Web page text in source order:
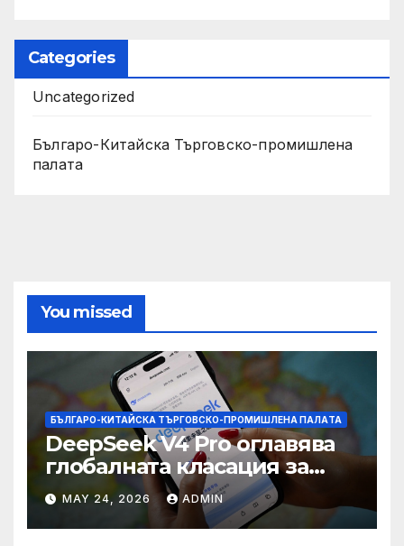
Categories
Uncategorized
Българо-Китайска Търговско-промишлена
палaта
You missed
БЪЛГАРО-КИТАЙСКА ТЪРГОВСКО-ПРОМИШЛЕНА ПАЛAТА
DeepSeek V4 Pro оглавява
глобалната класация за
печалба след 75%
намаление на цената
MAY 24, 2026 ADMIN